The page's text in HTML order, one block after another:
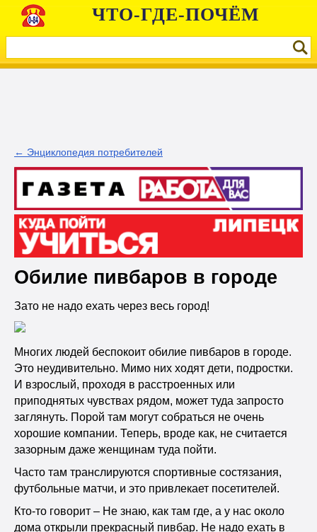
ЧТО-ГДЕ-ПОЧЁМ
← Энциклопедия потребителей
Обилие пивбаров в городе
Зато не надо ехать через весь город!
Многих людей беспокоит обилие пивбаров в городе.
Это неудивительно. Мимо них ходят дети, подростки.
И взрослый, проходя в расстроенных или
приподнятых чувствах рядом, может туда запросто
заглянуть. Порой там могут собраться не очень
хорошие компании. Теперь, вроде как, не считается
зазорным даже женщинам туда пойти.
Часто там транслируются спортивные состязания,
футбольные матчи, и это привлекает посетителей.
Кто-то говорит – Не знаю, как там где, а у нас около
дома открыли прекрасный пивбар. Не надо ехать в